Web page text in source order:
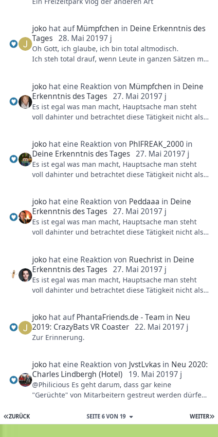
wollen. Tut dieser Mensch aber und darüber machen
eine Plattform. Dass er da nur belächelt wird, merkt
er vermutlich nicht einmal. Am Ende ist es aus
moralischer Sicht natürlich auch fragwürdig, ob man
solch einen Kanal abonniert, denn dann unterstützt
man am Ende dieses krankhafte Verhalten dieses
rausgeschmissen hat.
joko hat aufMümpfchen in Deine Erkenntnis des
Tages 28. Mai 20197 j
Oh Gott, ich glaube, ich bin total altmodisch.
Ich steh total drauf, wenn Leute in ganzen Sätzen mit
joko hat eine Reaktion von Mümpfchen in Deine
Erkenntnis des Tages 27. Mai 20197 j
Es ist egal was man macht, Hauptsache man steht
voll dahinter und betrachtet diese Tätigkeit nicht als
joko hat eine Reaktion von PhlFREAK_2000 in
Deine Erkenntnis des Tages 27. Mai 20197 j
Es ist egal was man macht, Hauptsache man steht
voll dahinter und betrachtet diese Tätigkeit nicht als
joko hat eine Reaktion von Peddaaa in Deine
Erkenntnis des Tages 27. Mai 20197 j
Es ist egal was man macht, Hauptsache man steht
voll dahinter und betrachtet diese Tätigkeit nicht als
joko hat eine Reaktion von Ruechrist in Deine
Erkenntnis des Tages 27. Mai 20197 j
Es ist egal was man macht, Hauptsache man steht
voll dahinter und betrachtet diese Tätigkeit nicht als
joko hat aufPhantaFriends.de - Team in Neu
2019: CrazyBats VR Coaster 22. Mai 20197 j
Zur Erinnerung.
joko hat eine Reaktion von JvstLvkas in Neu 2020:
Charles Lindbergh (Hotel)
19. Mai 20197 j
@Philicious Es geht darum, dass gar keine
"Gerüchte" von Mitarbeitern gestreut werden dürfen,
Wenn Phantafriends nicht darauf achtet ist die Seite
ZURÜCK WEITER
SEITE 6 VON 19